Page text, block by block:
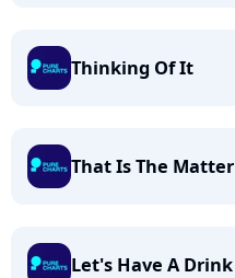
Thinking Of It
That Is The Matter
Let's Have A Drink